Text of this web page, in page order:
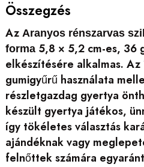
Összegzés
Az Aranyos rénszarvas
forma5,8 × 5,2 cm-es, 36
elkészítésére alkalmas. Az
gumigyűrű használata
részletgazdag gyertya
készült gyertya játékos,
így tökéletes választás
ajándéknak vagy
felnőttek számára